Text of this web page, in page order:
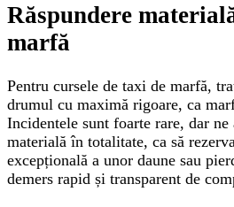
Răspundere
marfă
Pentru cursele de taxi de marfă,
drumul cu maximă rigoare, ca
Incidentele sunt foarte rare, dar ne
materială în totalitate, ca să
excepțională a unor daune sau
demers rapid și transparent de